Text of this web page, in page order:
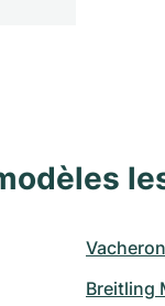
Breitling